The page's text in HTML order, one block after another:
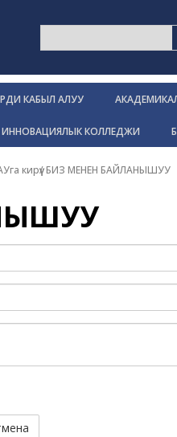
КАБЫЛ АЛУУ
ИННОВАЦИЯЛЫК КОЛЛЕДЖИ
кирүү/БИЗ МЕНЕН БАЙЛАНЫШУУ